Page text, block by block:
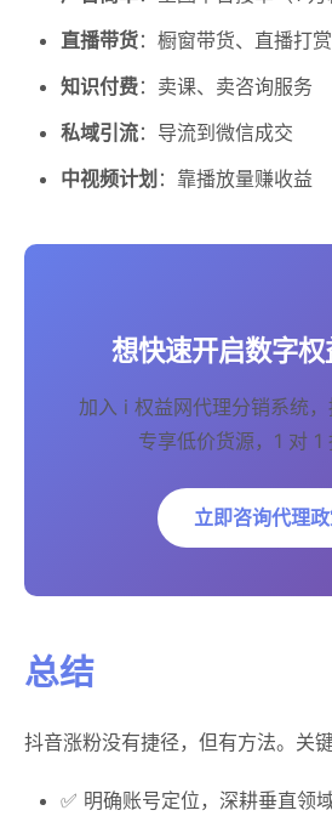
直播带货：橱窗带货、直播打赏
知识付费：卖课、卖咨询服务
私域引流：导流到微信成交
中视频计划 ：靠播放量赚收益
想快速开启数字权
加入 i 权益网代理分销系统，
专享低价货源，1 对 1
立即咨询代理
总结
抖音涨粉没有捷径，但有方法。关键
✅ 明确账号定位，深耕垂直领